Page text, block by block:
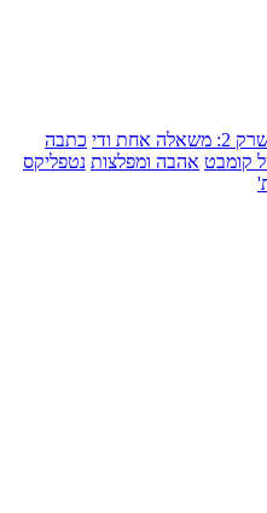
ודי
כתבה
קומבט אהבה ומפלצות נטפליקס